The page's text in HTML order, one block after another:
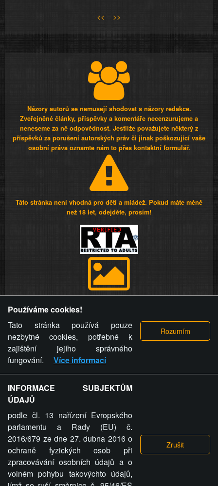
<< >>
Názory autorů se nemusejí shodovat s názory redakce.
Zveřejněné články, příspěvky a komentáře necenzurujeme a
neneseme za ně odpovědnost. Jestliže považujete některý z
příspěvků za porušení autorských práv či jinak poškozující vaše
osobní práva oznamte nám to přes kontaktní formulář.
Táto stránka není vhodná pro děti a mládež. Pokud máte méně
než 18 let, odejděte, prosím!
videa a komentáře. Osoba, které se toto opatření provozovatele
stránky týče, ani osoba, která umístila fotografii nebo video na
stránku, nemůže z důvodu odstranění fotografie, videa nebo
komentáře pro výše uvedenou okolnost uplatnit vůči
provozovateli stránky žádný nárok na náhradu škody nebo
nemajetkové újmy.
ZVRÁCENÝ.CZ - Svět není zvrácenej. To jen
ty lidi...
ZVRÁCENÝ.CZ
Používáme cookies!
Tato stránka používá pouze
nezbytné cookies, potřebné k
zajištění jejího správného
fungování.
Více informací
INFORMACE SUBJEKTŮM
ÚDAJŮ
podle čl. 13 nařízení Evropského
parlamentu a Rady (EU) č.
2016/679 ze dne 27. dubna 2016 o
ochraně fyzických osob při
zpracovávání osobních údajů a o
volném pohybu takovýchto údajů,